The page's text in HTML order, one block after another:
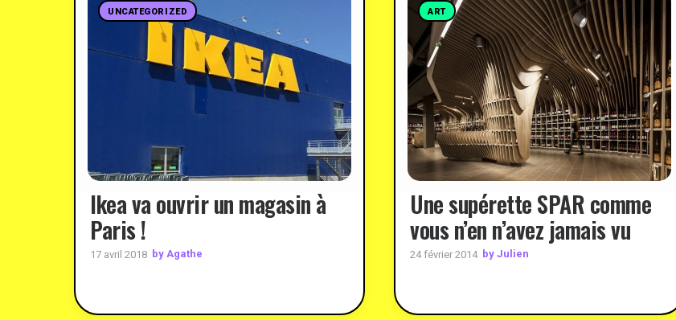
UNCATEGORIZED
Ikea va ouvrir un magasin à
Paris !
17 avril 2018 by Agathe
ART
Une supérette SPAR comme
vous n’en n’avez jamais vu
24 février 2014 by Julien